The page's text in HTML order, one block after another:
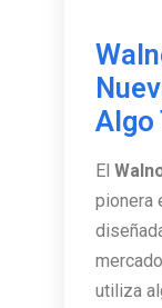
Algo
El
pionera
utiliza